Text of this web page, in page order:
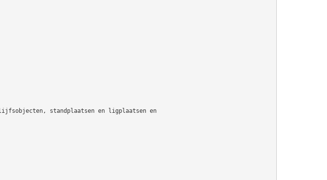
standplaatsen en ligplaatsen en